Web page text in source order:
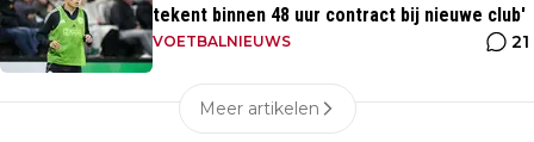
tekent binnen 48 uur contract bij nieuwe club'
VOETBALNIEUWS 21
Meer artikelen